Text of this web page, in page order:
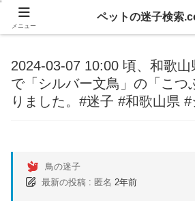
2024-03-07 10:00 頃、和歌
で「シルバー文鳥」の「こつ
りました。#迷子 #和歌山県
鳥の迷子
最新の投稿 : 匿名 2年前
メニュー
ペットの迷子検索